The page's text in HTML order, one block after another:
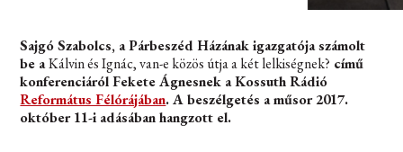
Sajgó Szabolcs, a Párbeszéd Házának igazgatója számolt
be aKálvin és Ignác, van-e közös útja a két lelkiségnek? című
konferenciáról Fekete Ágnesnek a Kossuth Rádió
Református Félórájában. A beszélgetés a műsor 2017.
október 11-i adásában hangzott el.